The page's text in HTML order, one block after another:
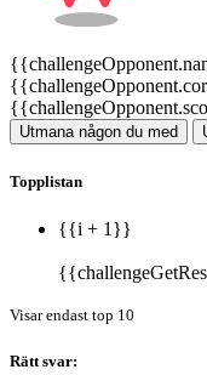
Utmana någon du med
Topplistan
{{i + 1}}
Visar endast top 10
Rätt svar: